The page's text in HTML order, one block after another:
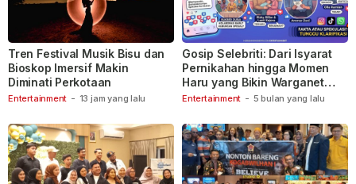
Entertainment - 13 jam yang lalu
Tren Festival Musik Bisu dan
Bioskop Imersif Makin
Diminati Perkotaan
Entertainment - 5 bulan yang lalu
Gosip Selebriti: Dari Isyarat
Pernikahan hingga Momen
Haru yang Bikin Warganet
Berspekulasi